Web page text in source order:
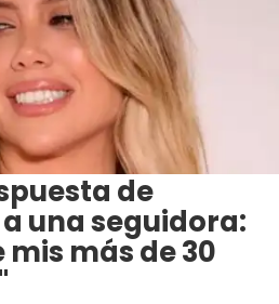
de
una seguidora:
mis más de 30